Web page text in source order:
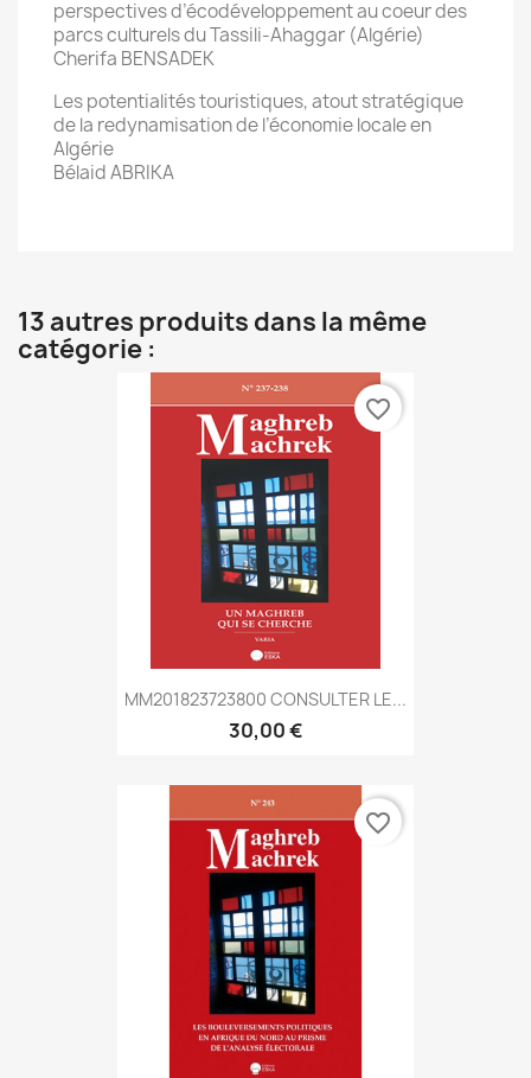
perspectives d’écodéveloppement au coeur des
parcs culturels du Tassili-Ahaggar (Algérie)
Cherifa BENSADEK
Les potentialités touristiques, atout stratégique
de la redynamisation de l’économie locale en
Algérie
Bélaid ABRIKA
13 autres produits dans la même
catégorie :
MM201823723800 CONSULTER LE...
30,00 €
favorite_border
favorite_border